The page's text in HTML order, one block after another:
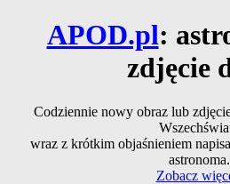
APOD.pl:
zdjęcie
Codziennie nowy obraz lub
wraz z krótkim objaśnieniem
astronoma.
Zobacz